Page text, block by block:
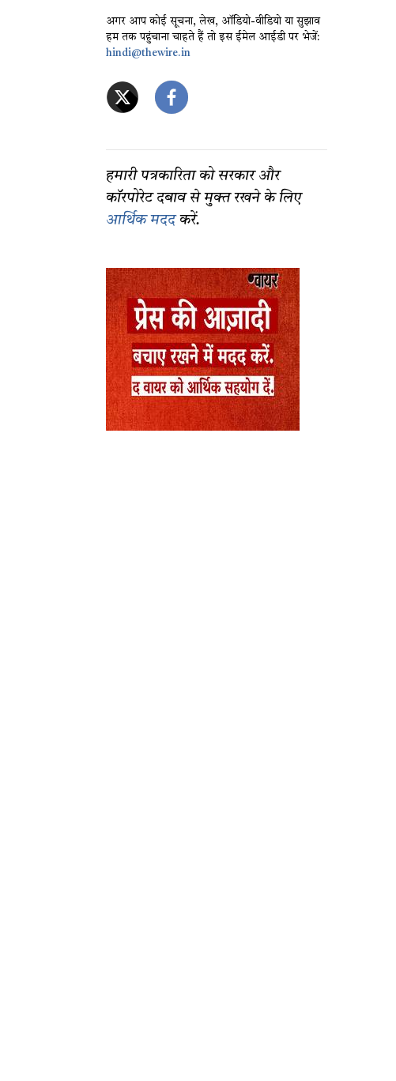
अगर आप कोई सूचना, लेख, ऑडियो-वीडियो या सुझाव
हम तक पहुंचाना चाहते हैं तो इस ईमेल आईडी पर भेजें:
hindi@thewire.in
हमारी पत्रकारिता को सरकार और
कॉरपोरेट दबाव से मुक्त रखने के लिए
आर्थिक मददकरें.